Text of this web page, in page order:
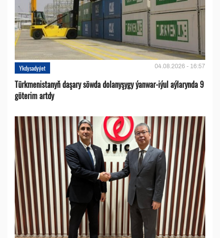
Ykdysadyýet 04.08.2026 - 16:57
Türkmenistanyň daşary söwda dolanyşygy ýanwar-iýul aýlarynda 9
göterim artdy